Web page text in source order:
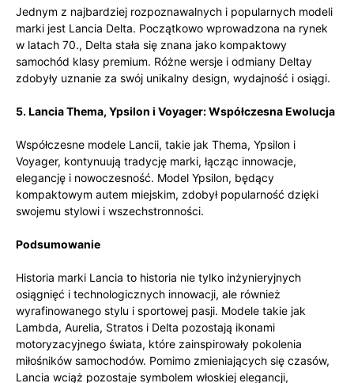
Jednym z najbardziej rozpoznawalnych i popularnych modeli
marki jest Lancia Delta. Początkowo wprowadzona na rynek
w latach 70., Delta stała się znana jako kompaktowy
samochód klasy premium. Różne wersje i odmiany Deltay
zdobyły uznanie za swój unikalny design, wydajność i osiągi.
5. Lancia Thema, Ypsilon i Voyager: Współczesna Ewolucja
Współczesne modele Lancii, takie jak Thema, Ypsilon i
Voyager, kontynuują tradycję marki, łącząc innowacje,
elegancję i nowoczesność. Model Ypsilon, będący
kompaktowym autem miejskim, zdobył popularność dzięki
swojemu stylowi i wszechstronności.
Podsumowanie
Historia marki Lancia to historia nie tylko inżynieryjnych
osiągnięć i technologicznych innowacji, ale również
wyrafinowanego stylu i sportowej pasji. Modele takie jak
Lambda, Aurelia, Stratos i Delta pozostają ikonami
motoryzacyjnego świata, które zainspirowały pokolenia
miłośników samochodów. Pomimo zmieniających się czasów,
Lancia wciąż pozostaje symbolem włoskiej elegancji,